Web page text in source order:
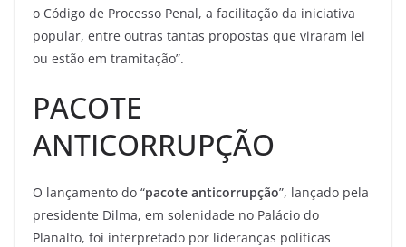
o Código de Processo Penal, a facilitação da iniciativa
popular, entre outras tantas propostas que viraram lei
ou estão em tramitação”.
PACOTE
ANTICORRUPÇÃO
O lançamento do “pacote anticorrupção”, lançado pela
presidente Dilma, em solenidade no Palácio do
Planalto, foi interpretado por lideranças políticas